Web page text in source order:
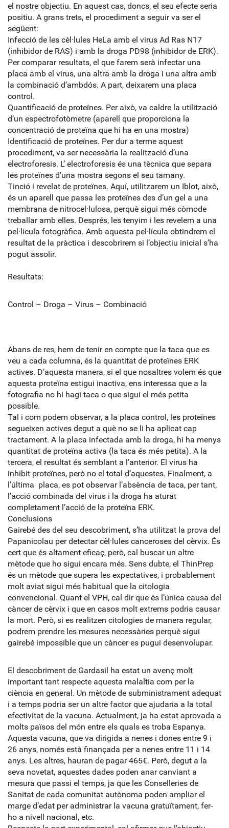
el nostre objectiu. En aquest cas, doncs, el seu efecte seria
positiu. A grans trets, el procediment a seguir va ser el
següent:
Infecció de les cèl·lules HeLa amb el virus Ad Ras N17
(inhibidor de RAS) i amb la droga PD98 (inhibidor de ERK).
Per comparar resultats, el que farem serà infectar una
placa amb el virus, una altra amb la droga i una altra amb
la combinació d’ambdós. A part, deixarem una placa
control.
Quantificació de proteïnes. Per això, va caldre la utilització
d’un espectrofotòmetre (aparell que proporciona la
concentració de proteïna que hi ha en una mostra)
Identificació de proteïnes. Per dur a terme aquest
procediment, va ser necessària la realització d’una
electroforesis. L’ electroforesis és una tècnica que separa
les proteïnes d’una mostra segons el seu tamany.
Tinció i revelat de proteïnes. Aquí, utilitzarem un Iblot, això,
és un aparell que passa les proteïnes des d’un gel a una
membrana de nitrocel·lulosa, perquè sigui més còmode
treballar amb elles. Després, les tenyim i les revelem a una
pel·lícula fotogràfica. Amb aquesta pel·lícula obtindrem el
resultat de la pràctica i descobrirem si l’objectiu inicial s’ha
pogut assolir.
Resultats:
Control – Droga – Virus – Combinació
Abans de res, hem de tenir en compte que la taca que es
veu a cada columna, és la quantitat de proteïnes ERK
actives. D’aquesta manera, si el que nosaltres volem és que
aquesta proteïna estigui inactiva, ens interessa que a la
fotografia no hi hagi taca o que sigui el més petita
possible.
Tal i com podem observar, a la placa control, les proteïnes
segueixen actives degut a què no se li ha aplicat cap
tractament. A la placa infectada amb la droga, hi ha menys
quantitat de proteïna activa (la taca és més petita). A la
tercera, el resultat és semblant a l’anterior. El virus ha
inhibit proteïnes, però no el total d’aquestes. Finalment, a
l’última placa, es pot observar l’absència de taca, per tant,
l’acció combinada del virus i la droga ha aturat
completament l’acció de la proteïna ERK.
Conclusions
Gairebé des del seu descobriment, s’ha utilitzat la prova del
Papanicolau per detectar cèl·lules canceroses del cèrvix. És
cert que és altament eficaç, però, cal buscar un altre
mètode que ho sigui encara més. Sens dubte, el ThinPrep
és un mètode que supera les expectatives, i probablement
molt aviat sigui més habitual que la citologia
convencional. Quant el VPH, cal dir que és l’única causa del
càncer de cèrvix i que en casos molt extrems podria causar
la mort. Però, si es realitzen citologies de manera regular,
podrem prendre les mesures necessàries perquè sigui
gairebé impossible que un càncer es pugui desenvolupar.
El descobriment de Gardasil ha estat un avenç molt
important tant respecte aquesta malaltia com per la
ciència en general. Un mètode de subministrament adequat
i a temps podria ser un altre factor que ajudaria a la total
efectivitat de la vacuna. Actualment, ja ha estat aprovada a
molts països del món entre els quals es troba Espanya.
Aquesta vacuna, que va dirigida a nenes i dones entre 9 i
26 anys, només està finançada per a nenes entre 11 i 14
anys. Les altres, hauran de pagar 465€. Però, degut a la
seva novetat, aquestes dades poden anar canviant a
mesura que passi el temps, ja que les Conselleries de
Sanitat de cada comunitat autònoma poden ampliar el
marge d’edat per administrar la vacuna gratuïtament, fer-
ho a nivell nacional, etc.